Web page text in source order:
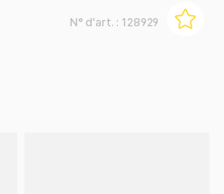
N° d'art. : 128929